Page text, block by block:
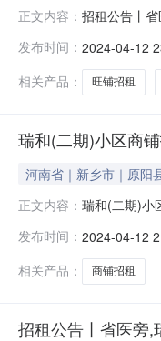
正文内容： 招租公告丨
个商铺租赁
履约保证金为
发布时间： 2024-04-12
相关产品：
旺铺招租
瑞和(二期)小区商
河南省｜新乡市｜原阳
正文内容： 瑞和(二期)小
以最高报价
竞租确认书（
发布时间： 2024-04-12
相关产品：
商铺招租
招租公告丨省医旁,